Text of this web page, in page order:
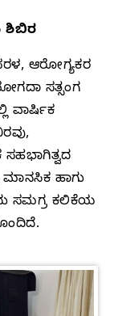
ಶಿಬಿರ
ಆರೋಗ್ಯಕರ
ಸತ್ಸಂಗ
ವಾರ್ಷಿಕ
ಹಾಗು
ಸಮಗ್ರ ಕಲಿಕೆಯ